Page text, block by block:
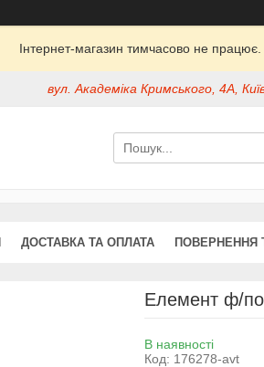
Інтернет-магазин тимчасово не
вул. Академіка Кримського, 4А,
ДОСТАВКА ТА ОПЛАТА ПОВЕРНЕННЯ
Елемент ф/
В наявності
Код: 176278-avt